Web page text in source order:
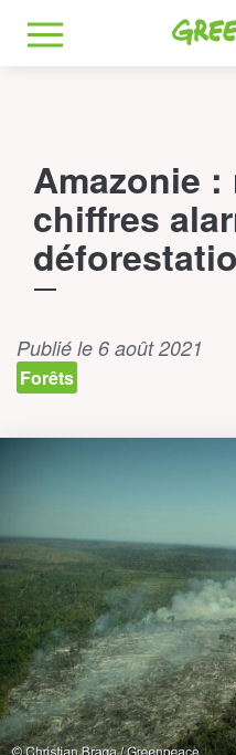
MENU
Amazonie
chiffres
Publié le 6 août 2021
Forêts